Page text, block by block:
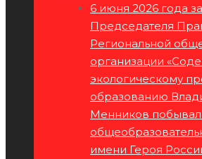
6 июня 2026 года
Председателя
Региональной
организации
экологическому
образованию
Менников
имени Героя